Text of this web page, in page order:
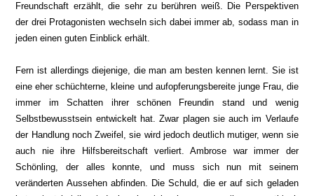
Freundschaft erzählt, die sehr zu berühren weiß. Die Perspektiven
der drei Protagonisten wechseln sich dabei immer ab, sodass man in
jeden einen guten Einblick erhält.
Fern ist allerdings diejenige, die man am besten kennen lernt. Sie ist
eine eher schüchterne, kleine und aufopferungsbereite junge Frau, die
immer im Schatten ihrer schönen Freundin stand und wenig
Selbstbewusstsein entwickelt hat. Zwar plagen sie auch im Verlaufe
der Handlung noch Zweifel, sie wird jedoch deutlich mutiger, wenn sie
auch nie ihre Hilfsbereitschaft verliert. Ambrose war immer der
Schönling, der alles konnte, und muss sich nun mit seinem
veränderten Aussehen abfinden. Die Schuld, die er auf sich geladen